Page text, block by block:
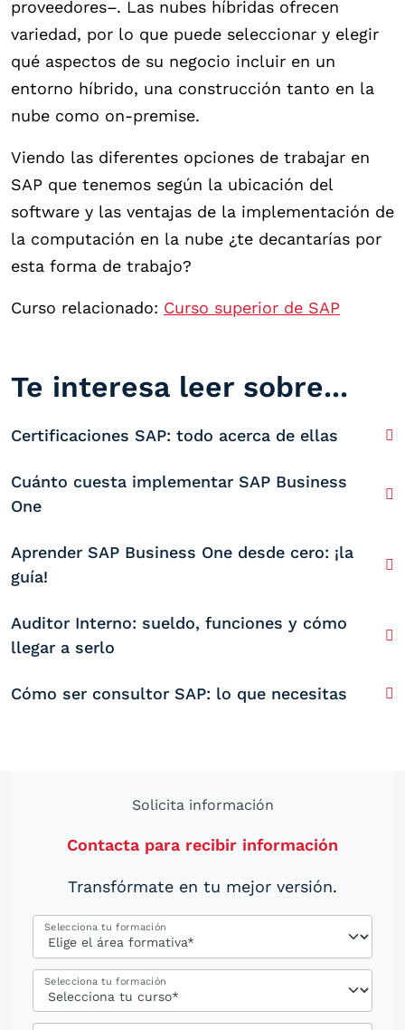
proveedores–. Las nubes híbridas ofrecen
variedad, por lo que puede seleccionar y elegir
qué aspectos de su negocio incluir en un
entorno híbrido, una construcción tanto en la
nube como on-premise.
Viendo las diferentes opciones de trabajar en
SAP que tenemos según la ubicación del
software y las ventajas de la implementación de
la computación en la nube ¿te decantarías por
esta forma de trabajo?
Curso relacionado: Curso superior de SAP
Te interesa leer sobre...
Certificaciones SAP: todo acerca de ellas
Cuánto cuesta implementar SAP Business
One
Aprender SAP Business One desde cero: ¡la
guía!
Auditor Interno: sueldo, funciones y cómo
llegar a serlo
Cómo ser consultor SAP: lo que necesitas
Solicita información
Contacta para recibir información
Transfórmate en tu mejor versión.
Selecciona tu formación
Selecciona tu formación